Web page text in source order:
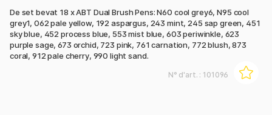
De set bevat 18 x ABT Dual Brush Pens: N60 cool grey6, N95 cool
grey1, 062 pale yellow, 192 aspargus, 243 mint, 245 sap green, 451
sky blue, 452 process blue, 553 mist blue, 603 periwinkle, 623
purple sage, 673 orchid, 723 pink, 761 carnation, 772 blush, 873
coral, 912 pale cherry, 990 light sand.
N° d'art. : 101096